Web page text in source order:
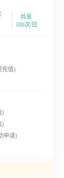
共享
100次/日
充值)
)
)
申请)